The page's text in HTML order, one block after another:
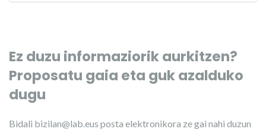
Ez duzu informaziorik aurkitzen?
Proposatu gaia eta guk azalduko
dugu
Bidali bizilan@lab.eus posta elektronikora ze gai nahi duzun